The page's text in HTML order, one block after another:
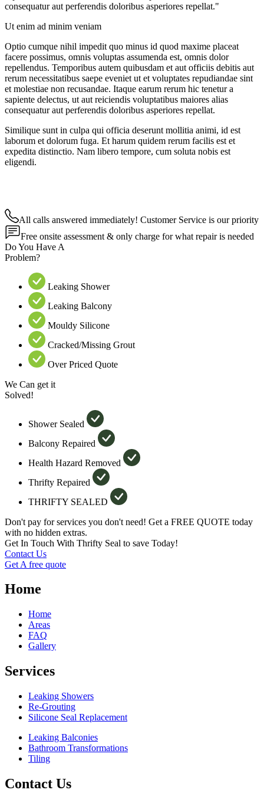
consequatur aut perferendis doloribus asperiores repellat."
Ut enim ad minim veniam
Optio cumque nihil impedit quo minus id quod maxime placeat
facere possimus, omnis voluptas assumenda est, omnis dolor
repellendus. Temporibus autem quibusdam et aut officiis debitis aut
rerum necessitatibus saepe eveniet ut et voluptates repudiandae sint
et molestiae non recusandae. Itaque earum rerum hic tenetur a
sapiente delectus, ut aut reiciendis voluptatibus maiores alias
consequatur aut perferendis doloribus asperiores repellat.
Similique sunt in culpa qui officia deserunt mollitia animi, id est
laborum et dolorum fuga. Et harum quidem rerum facilis est et
expedita distinctio. Nam libero tempore, cum soluta nobis est
eligendi.
All calls answered immediately! Customer Service is our priority
Free onsite assessment & only charge for what repair is needed
Do You Have A
Problem?
Leaking Shower
Leaking Balcony
Mouldy Silicone
Cracked/Missing Grout
Over Priced Quote
We Can get it
Solved!
Shower Sealed
Balcony Repaired
Health Hazard Removed
Thrifty Repaired
THRIFTY SEALED
Don't pay for services you don't need! Get a FREE QUOTE today
with no hidden extras.
Get In Touch With Thrifty Seal to save Today!
Contact Us
Get A free quote
Home
Home
Areas
FAQ
Gallery
Services
Leaking Showers
Re-Grouting
Silicone Seal Replacement
Leaking Balconies
Bathroom Transformations
Tiling
Contact Us